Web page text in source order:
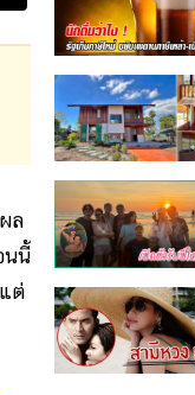
ล
นนี้
ต่